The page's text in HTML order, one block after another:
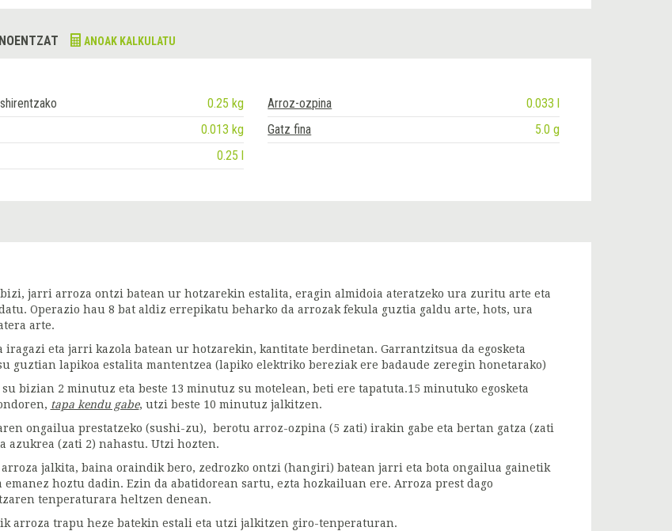
ANOAK KALKULATU
0.25 kg Arroz-ozpina
0.033 l
0.013 kg Gatz fina
5.0 g
0.25 l
jarri arroza ontzi batean ur hotzarekin estalita, eragin almidoia ateratzeko ura zuritu arte eta
Operazio hau 8 bat aldiz errepikatu beharko da arrozak fekula guztia galdu arte, hots, ura
arte.
iragazi eta jarri kazola batean ur hotzarekin, kantitate berdinetan. Garrantzitsua da egosketa
guztian lapikoa estalita mantentzea (lapiko elektriko bereziak ere badaude zeregin honetarako)
bizian 2 minutuz eta beste 13 minutuz su motelean, beti ere tapatuta.15 minutuko egosketa
tapa kendu gabe, utzi beste 10 minutuz jalkitzen.
ongailua prestatzeko (sushi-zu), berotu arroz-ozpina (5 zati) irakin gabe eta bertan gatza (zati
azukrea (zati 2) nahastu. Utzi hozten.
jalkita, baina oraindik bero, zedrozko ontzi (hangiri) batean jarri eta bota ongailua gainetik
emanez hoztu dadin. Ezin da abatidorean sartu, ezta hozkailuan ere. Arroza prest dago
tenperaturara heltzen denean.
arroza trapu heze batekin estali eta utzi jalkitzen giro-tenperaturan.